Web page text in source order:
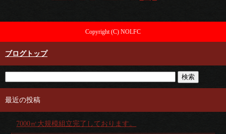
Copyright (C) NOLFC
ブログトップ
最近の投稿
7000㎡大規模組立完了しております。